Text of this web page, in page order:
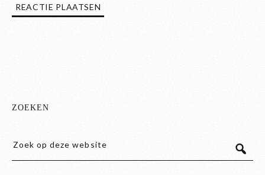
ZOEKEN